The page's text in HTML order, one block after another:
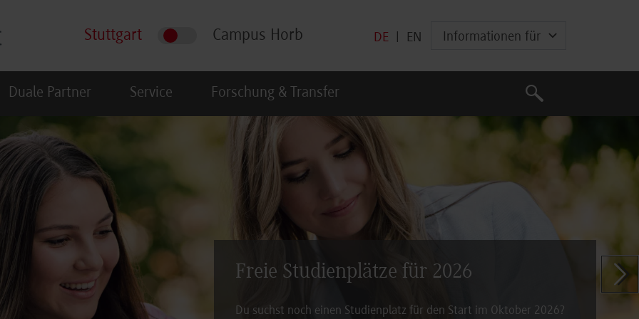
Stuttgart Campus Horb DE EN Informationen für
Duale Partner Service Forschung & Transfer
Suche
Suche
Freie Studienplätze für 2026
Du suchst noch einen Studienplatz für den Start im Oktober 2026?
Zeige